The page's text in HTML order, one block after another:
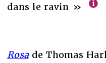
dans le ravin »
Rosa de Thomas